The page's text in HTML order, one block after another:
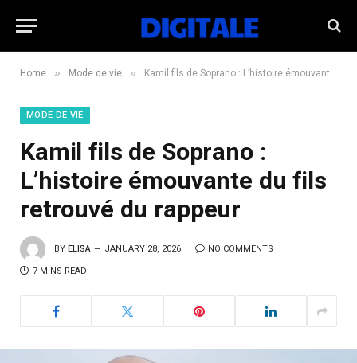
Home » Mode de vie » Kamil fils de Soprano : L’histoire émouvante du fils retrouvé du rappeur
MODE DE VIE
Kamil fils de Soprano :
L’histoire émouvante du fils
retrouvé du rappeur
BY ELISA JANUARY 28, 2026 NO COMMENTS
7 MINS READ